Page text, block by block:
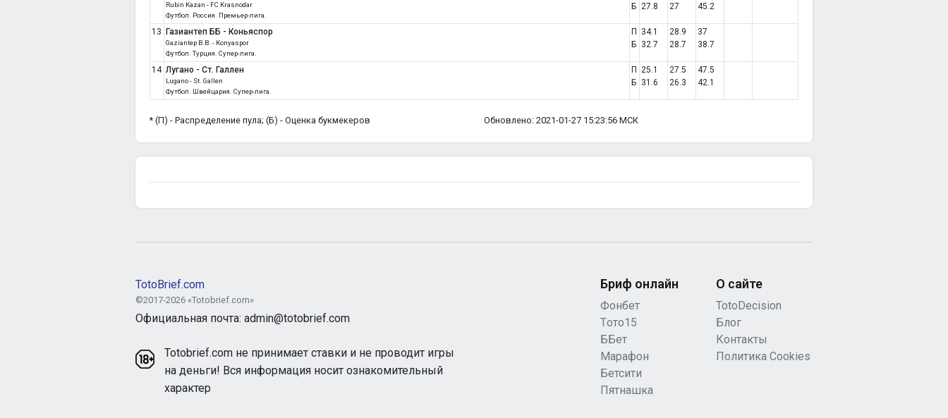
Rubin Kazan - FC Krasnodar
Футбол. Россия. Премьер-лига.
Б 27.8
27
45.2
13 Газиантеп ББ - Коньяспор
Gaziantep B.B. - Konyaspor
Футбол. Турция. Супер-лига.
П
Б
34.1
32.7
28.9
28.7
37
38.7
14 Лугано - Ст. Галлен
Lugano - St. Gallen
Футбол. Швейцария. Супер-лига.
П
Б
25.1
31.6
27.5
26.3
47.5
42.1
* (П) - Распределение пула; (Б) - Оценка букмекеров Обновлено: 2021-01-27 15:23:56 МСК
TotoBrief.com
©2017-2026 «Totobrief.com»
Официальная почта: admin@totobrief.com
Totobrief.com не принимает ставки и не проводит игры
на деньги! Вся информация носит ознакомительный
характер
Бриф онлайн
Фонбет
Tото15
ББет
Марафон
Бетсити
Пятнашка
О сайте
TotoDecision
Блог
Контакты
Политика Cookies